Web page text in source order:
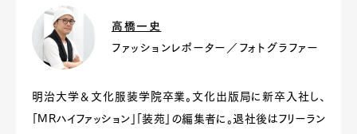
高橋一史
ファッションレポーター／フォトグラファー
明治大学＆文化服装学院卒業。文化出版局に新卒入社し、
「MRハイファッション」「装苑」の編集者に。退社後はフリーラン